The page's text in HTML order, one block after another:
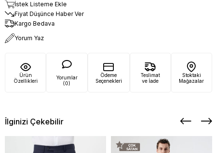
İstek Listeme Ekle
Fiyat Düşünce Haber Ver
Kargo Bedava
Yorum Yaz
Ürün
Özellikleri
Yorumlar
(0)
Ödeme
Seçenekleri
Teslimat
ve İade
Stoktaki
Mağazalar
İlginizi Çekebilir